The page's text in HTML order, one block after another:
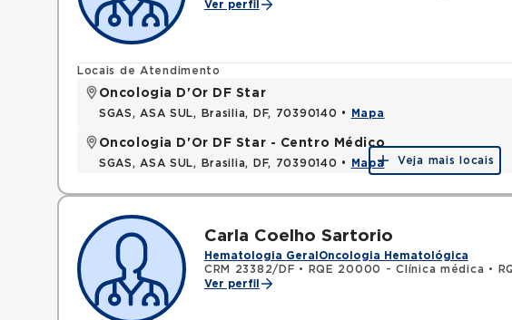
Ver perfil
Locais de Atendimento
Oncologia D'Or DF Star
SGAS, ASA SUL, Brasilia, DF, 70390140 • Mapa
Oncologia D'Or DF Star - Centro Médico
SGAS, ASA SUL, Brasilia, DF, 70390140 • Mapa Veja mais locais
Carla Coelho Sartorio
Hematologia Geral Oncologia Hematológica
CRM 23382/DF • RQE 20000 - Clínica médica •
RQE
Ver perfil